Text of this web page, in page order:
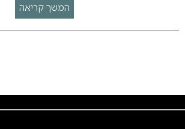
המשך קריאה